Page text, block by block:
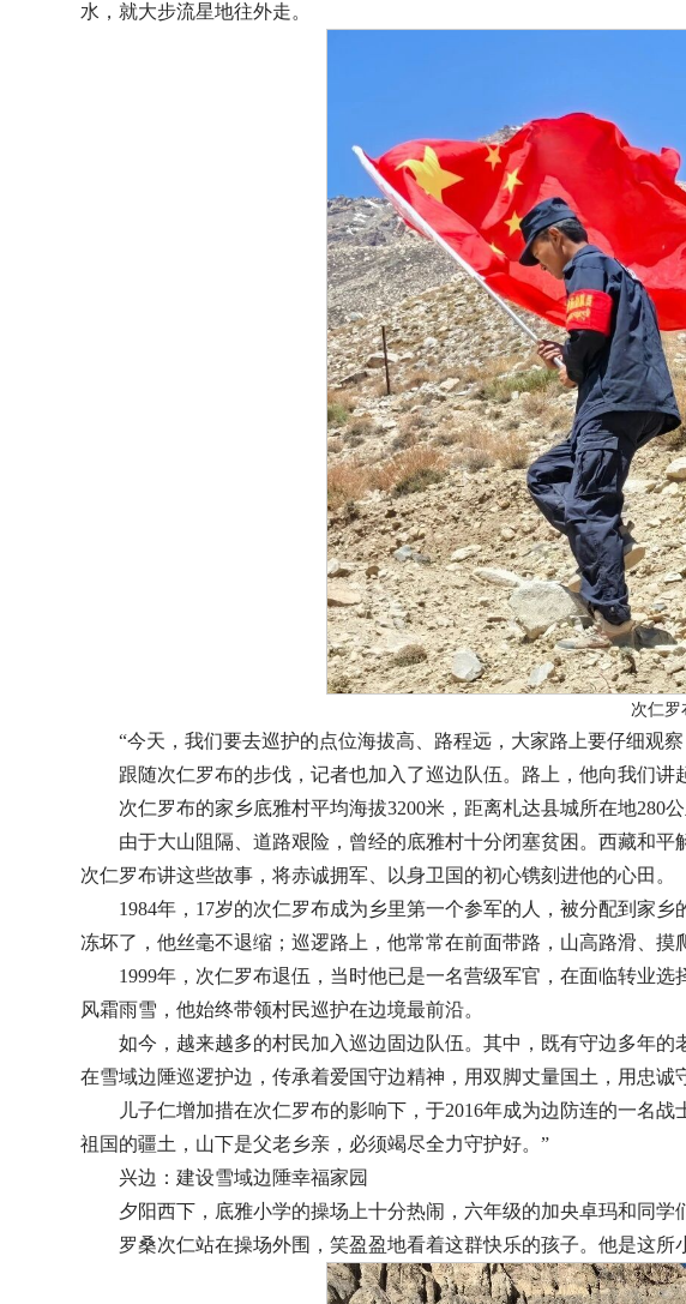
水，就大步流星地往外走。
次仁罗
“今天，我们要去巡护的点位海拔高、路程远，大家路上要仔细观
跟随次仁罗布的步伐，记者也加入了巡边队伍。路上，他向我们讲
次仁罗布的家乡底雅村平均海拔3200米，距离札达县城所在地280
由于大山阻隔、道路艰险，曾经的底雅村十分闭塞贫困。西藏和
次仁罗布讲这些故事，将赤诚拥军、以身卫国的初心镌刻进他的心田。
1984年，17岁的次仁罗布成为乡里第一个参军的人，被分配到家
冻坏了，他丝毫不退缩；巡逻路上，他常常在前面带路，山高路滑、
1999年，次仁罗布退伍，当时他已是一名营级军官，在面临转业
风霜雨雪，他始终带领村民巡护在边境最前沿。
如今，越来越多的村民加入巡边固边队伍。其中，既有守边多年
在雪域边陲巡逻护边，传承着爱国守边精神，用双脚丈量国土，用忠诚
儿子仁增加措在次仁罗布的影响下，于2016年成为边防连的一名
祖国的疆土，山下是父老乡亲，必须竭尽全力守护好。”
兴边：建设雪域边陲幸福家园
夕阳西下，底雅小学的操场上十分热闹，六年级的加央卓玛和同学
罗桑次仁站在操场外围，笑盈盈地看着这群快乐的孩子。他是这所